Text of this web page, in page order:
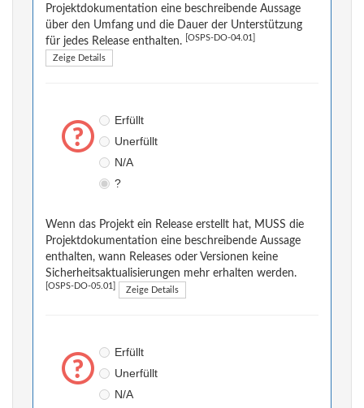
Projektdokumentation eine beschreibende Aussage
über den Umfang und die Dauer der Unterstützung
für jedes Release enthalten.
[OSPS-DO-04.01]
Zeige Details
Erfüllt
Unerfüllt
N/A
?
Wenn das Projekt ein Release erstellt hat, MUSS die
Projektdokumentation eine beschreibende Aussage
enthalten, wann Releases oder Versionen keine
Sicherheitsaktualisierungen mehr erhalten werden.
[OSPS-DO-05.01] Zeige Details
Erfüllt
Unerfüllt
N/A